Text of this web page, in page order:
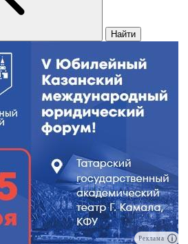
Найти
Реклама